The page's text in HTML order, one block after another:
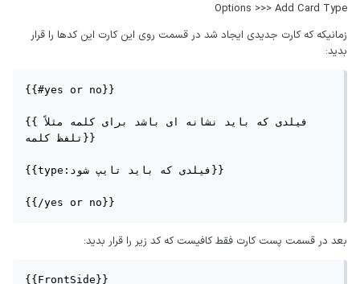
Options >>> Add Card Type
زمانیکه که کارت جدیدی ایجاد شد در قسمت روی این کارت این کدها را قرار
بدید:
{{#yes or no}}
{{فیلدی که باید نشانه ای باشد برای کلمه مثلاً
تلفظ کلمه}}
{{type:فیلدی که باید تایپ شود}}
{{/yes or no}}
بعد در قسمت پست کارت فقط کافیست که کد زیر را قرار بدید:
{{FrontSide}}